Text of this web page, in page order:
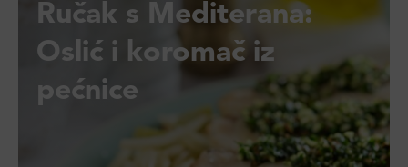
Ručak s Mediterana:
Oslić i koromač iz
pećnice